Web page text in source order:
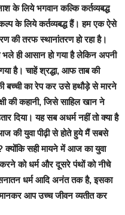
के लिये भगवान कल्कि कर्तव्यबद्ध
के लिये कर्तव्यबद्ध हैं। हम एक ऐसे
की तरफ स्थानांतरण हो रहा है।
ही आसान हो गया है लेकिन अपनी
है। चाहें श्रद्धा, आफ ताब की
बच्ची का रेप कर उसे हथौड़े से मारने
की कहानी, जिसे साहिल खान ने
दिया। यह सब अधर्म नहीं तो क्या है
की युवा पीढ़ी से होते हुये मैं सबसे
क्योंकि सही मायने में आज का युवा
को धर्म और दूसरे पंथों को नीचे
सनातन धर्म आदि अनंत तक है, इसका
आप उच्च जीवन व्यतीत कर